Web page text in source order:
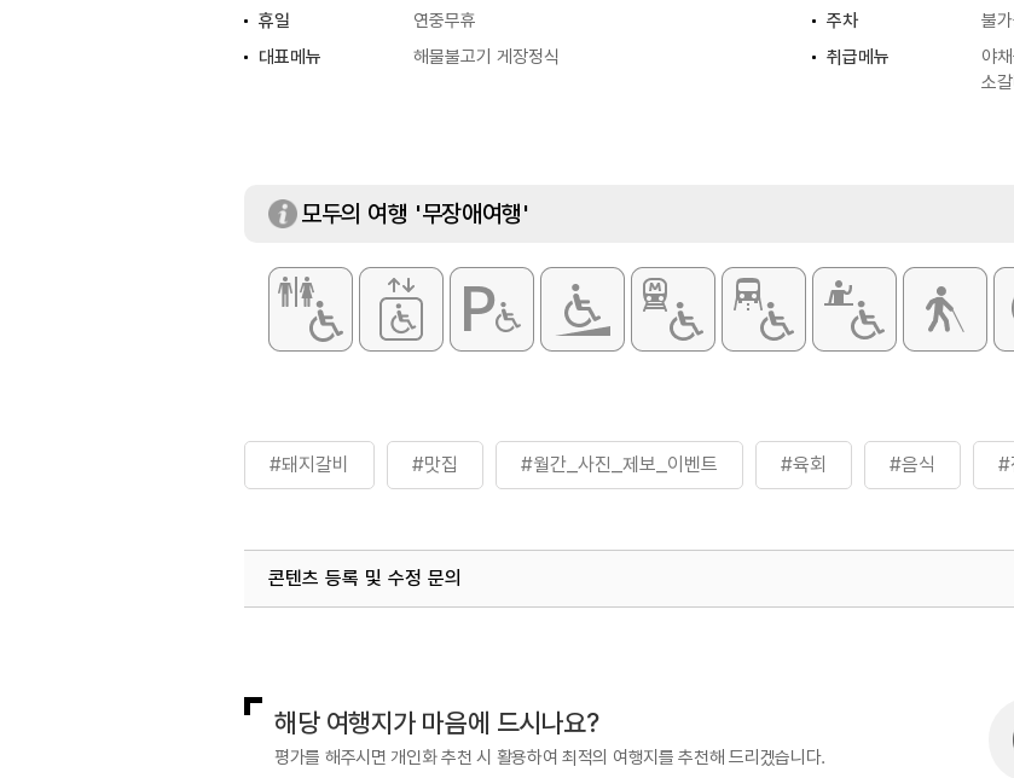
휴일
연중무휴 주차
불
대표메뉴
해물불고기 게장정식 취급메뉴
야
소
모두의 여행 '무장애여행'
#돼지갈비 #맛집 #월간_사진_제보_이벤트 #육회 #음식 #
콘텐츠 등록 및 수정 문의
해당 여행지가 마음에 드시나요?
평가를 해주시면 개인화 추천 시 활용하여 최적의 여행지를 추천해 드리겠습니다.